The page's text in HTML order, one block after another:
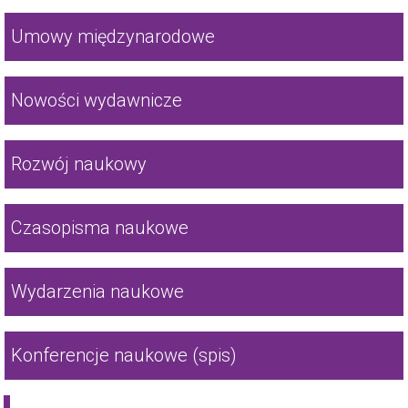
Umowy międzynarodowe
Nowości wydawnicze
Rozwój naukowy
Czasopisma naukowe
Wydarzenia naukowe
Konferencje naukowe (spis)